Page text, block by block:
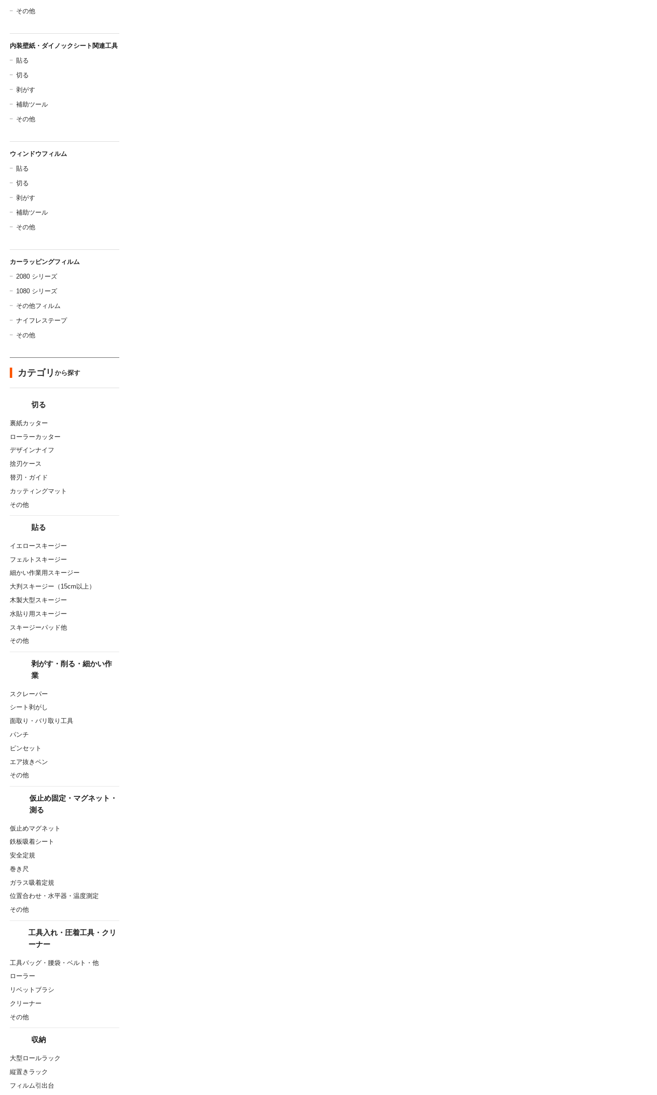
その他
内装壁紙・ダイノックシート関連工具
貼る
切る
剥がす
補助ツール
その他
ウィンドウフィルム
貼る
切る
剥がす
補助ツール
その他
カーラッピングフィルム
2080 シリーズ
1080 シリーズ
その他フィルム
ナイフレステープ
その他
カテゴリ から探す
切る
裏紙カッター
ローラーカッター
デザインナイフ
捨刃ケース
替刃・ガイド
カッティングマット
その他
貼る
イエロースキージー
フェルトスキージー
細かい作業用スキージー
大判スキージー（15cm以上）
木製大型スキージー
水貼り用スキージー
スキージーパッド他
その他
剥がす・削る・細かい作
業
スクレーパー
シート剥がし
面取り・バリ取り工具
パンチ
ピンセット
エア抜きペン
その他
仮止め固定・マグネット・
測る
仮止めマグネット
鉄板吸着シート
安全定規
巻き尺
ガラス吸着定規
位置合わせ・水平器・温度測定
その他
工具入れ・圧着工具・クリ
ーナー
工具バッグ・腰袋・ベルト・他
ローラー
リベットブラシ
クリーナー
その他
収納
大型ロールラック
縦置きラック
フィルム引出台